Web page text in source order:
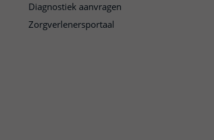
Diagnostiek aanvragen
Zorgverlenersportaal